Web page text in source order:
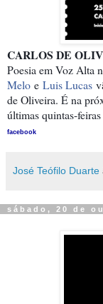
CARLOS DE
Poesia em Voz Alta
Melo e Luis Lucas
de Oliveira. É na
últimas quintas-
facebook
José Teófilo Duarte
sábado, 20 de